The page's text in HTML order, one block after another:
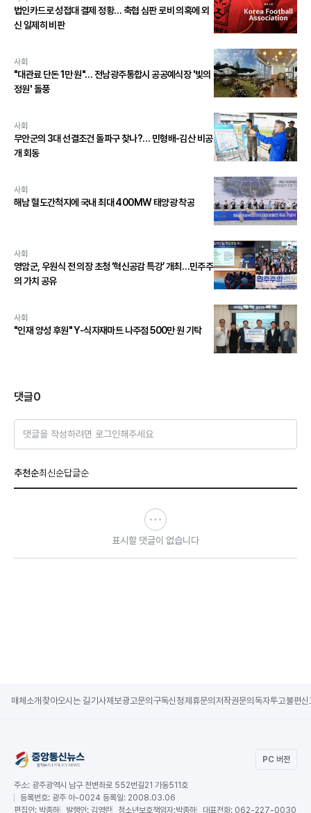
법인카드로 성접대 결제 정황… 축협 심판 로비 의혹에 외
신 일제히 비판
사회
"대관료 단돈 1만 원"… 전남광주통합시 공공예식장 '빛의
정원' 돌풍
사회
무안군의 3대 선결조건 돌파구 찾나?… 민형배-김산 비공
개 회동
사회
해남 혈도간척지에 국내 최대 400MW 태양광 착공
사회
영암군, 우원식 전 의장 초청 ‘혁신공감 특강’ 개최…민주주
의 가치 공유
사회
"인재 양성 후원" Y-식자재마트 나주점 500만 원 기탁
댓글0
댓글을 작성하려면 로그인해주세요
추천순최신순답글순
표시할 댓글이 없습니다
매체소개 찾아오시는 길기사제보광고문의 구독신청제휴문의 저작권문의 독자투고불편신
PC 버전
주소: 광주광역시 남구 천변좌로 552번길21 가동511호
등록번호: 광주 아-0024 등록일: 2008.03.06
편집인: 박종하 발행인: 김영란 청소년보호책임자:박종하 대표전화: 062-227-0030